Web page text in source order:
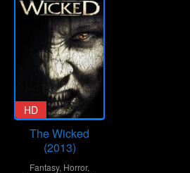
HD
The Wicked
(2013)
Fantasy, Horror,